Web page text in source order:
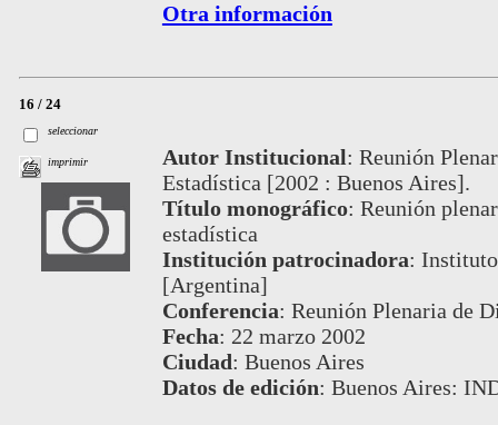
Otra información
16 / 24
seleccionar
imprimir Autor Institucional: Reunión
Estadística [2002 : Buenos Aires].
Título monográfico: Reunión
estadística
Institución patrocinadora:
[Argentina]
Conferencia: Reunión Plenaria de
Fecha: 22 marzo 2002
Ciudad: Buenos Aires
Datos de edición: Buenos Aires: